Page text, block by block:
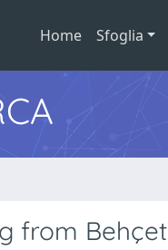
Home Sfoglia
from Behçet